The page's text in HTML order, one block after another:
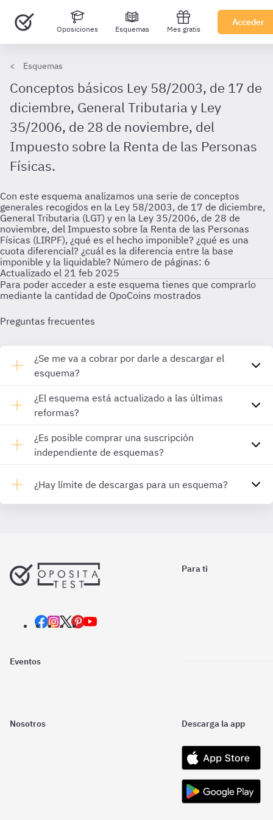
Oposiciones Esquemas Mes gratis
Acceder
Esquemas
Conceptos básicos Ley 58/2003, de 17 de
diciembre, General Tributaria y Ley
35/2006, de 28 de noviembre, del
Impuesto sobre la Renta de las Personas
Físicas.
Con este esquema analizamos una serie de conceptos
generales recogidos en la Ley 58/2003, de 17 de diciembre,
General Tributaria (LGT) y en la Ley 35/2006, de 28 de
noviembre, del Impuesto sobre la Renta de las Personas
Físicas (LIRPF), ¿qué es el hecho imponible? ¿qué es una
cuota diferencial? ¿cuál es la diferencia entre la base
imponible y la liquidable? Número de páginas: 6
Actualizado el 21 feb 2025
Para poder acceder a este esquema tienes que comprarlo
mediante la cantidad de OpoCoins mostrados
Preguntas frecuentes
¿Se me va a cobrar por darle a descargar el
esquema?
¿El esquema está actualizado a las últimas
reformas?
¿Es posible comprar una suscripción
independiente de esquemas?
¿Hay límite de descargas para un esquema?
Para ti
Eventos
Nosotros Descarga la app